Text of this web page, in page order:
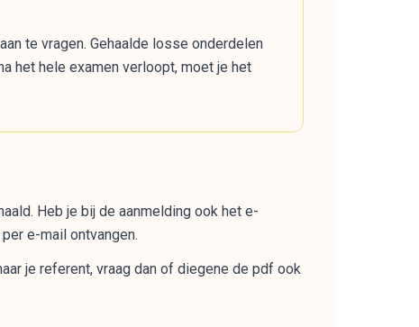
te vragen. Gehaalde losse onderdelen
het hele examen verloopt, moet je het
Heb je bij de aanmelding ook het e-
e-mail ontvangen.
je referent, vraag dan of diegene de pdf ook